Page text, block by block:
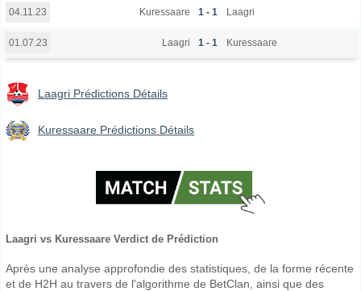
04.11.23 Kuressaare 1 - 1 Laagri
01.07.23 Laagri 1 - 1 Kuressaare
Laagri Prédictions Détails
Kuressaare Prédictions Détails
Laagri vs Kuressaare Verdict de Prédiction
Après une analyse approfondie des statistiques, de la forme récente
et de H2H au travers de l'algorithme de BetClan, ainsi que des